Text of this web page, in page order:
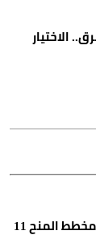
الاختيار
غياب الصرف والسفلتة يؤرق سكان مخطط المنح 11